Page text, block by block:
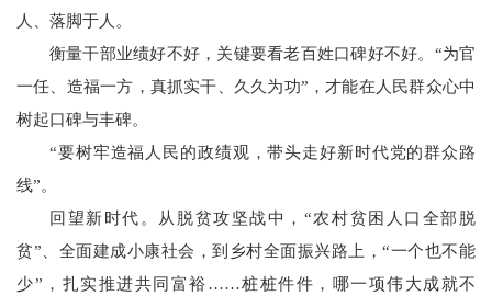
人、落脚于人。
衡量干部业绩好不好，关键要看老百姓口碑好不好。“为官
一任、造福一方，真抓实干、久久为功”，才能在人民群众心中
树起口碑与丰碑。
“要树牢造福人民的政绩观，带头走好新时代党的群众路
线”。
回望新时代。从脱贫攻坚战中，“农村贫困人口全部脱
贫”、全面建成小康社会，到乡村全面振兴路上，“一个也不能
少”，扎实推进共同富裕……桩桩件件，哪一项伟大成就不